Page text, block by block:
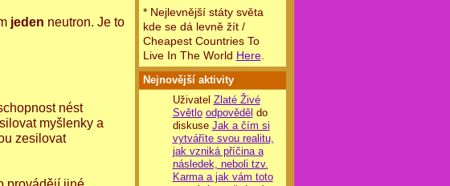
jeden neutron. Je to
nést
myšlenky a
zesilovat
* Nejlevnější státy světa
kde se dá levně žít /
Cheapest Countries To
Live In The World Here.
Nejnovější aktivity
Uživatel Zlaté Živé
Světlo odpověděl do
diskuse Jak a čím si
vytváříte svou realitu,
jak vzniká příčina a
následek, neboli tzv.
Karma a jak vám toto